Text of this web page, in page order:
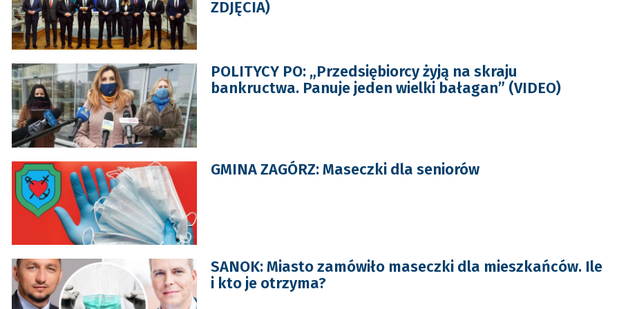
ZDJĘCIA)
POLITYCY PO: „Przedsiębiorcy żyją na skraju
bankructwa. Panuje jeden wielki bałagan” (VIDEO)
GMINA ZAGÓRZ: Maseczki dla seniorów
SANOK: Miasto zamówiło maseczki dla mieszkańców. Ile
i kto je otrzyma?